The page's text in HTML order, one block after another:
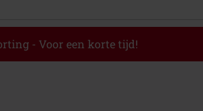
- Voor een korte tijd!